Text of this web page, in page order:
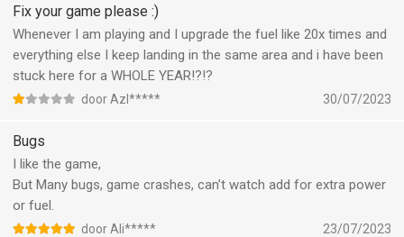
Fix your game please :)
Whenever I am playing and I upgrade the fuel like 20x times and
everything else I keep landing in the same area and i have been
stuck here for a WHOLE YEAR!?!?
door Azl***** 30/07/2023
Bugs
I like the game,
But Many bugs, game crashes, can’t watch add for extra power
or fuel.
door Ali***** 23/07/2023